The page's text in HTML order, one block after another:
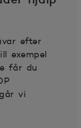
efter
exempel
får du
vi